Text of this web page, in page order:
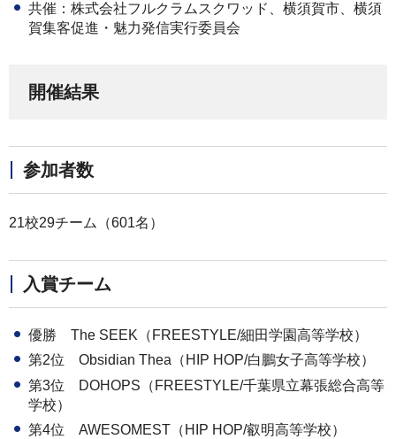
共催：株式会社フルクラムスクワッド、横須賀市、横須
賀集客促進・魅力発信実行委員会
開催結果
参加者数
21校29チーム（601名）
入賞チーム
優勝 The SEEK（FREESTYLE/細田学園高等学校）
第2位 Obsidian Thea（HIP HOP/白鵬女子高等学校）
第3位 DOHOPS（FREESTYLE/千葉県立幕張総合高等
学校）
第4位 AWESOMEST（HIP HOP/叡明高等学校）